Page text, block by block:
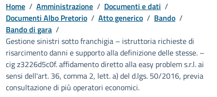
Home / Amministrazione / Documenti e dati /
Documenti Albo Pretorio / Atto generico / Bando /
Bando di gara /
Gestione sinistri sotto franchigia – istruttoria richieste di
risarcimento danni e supporto alla definizione delle stesse. –
cig z3226d5c0f. affidamento diretto alla easy problem s.r.l. ai
sensi dell'art. 36, comma 2, lett. a) del d.lgs. 50/2016, previa
consultazione di più operatori economici.